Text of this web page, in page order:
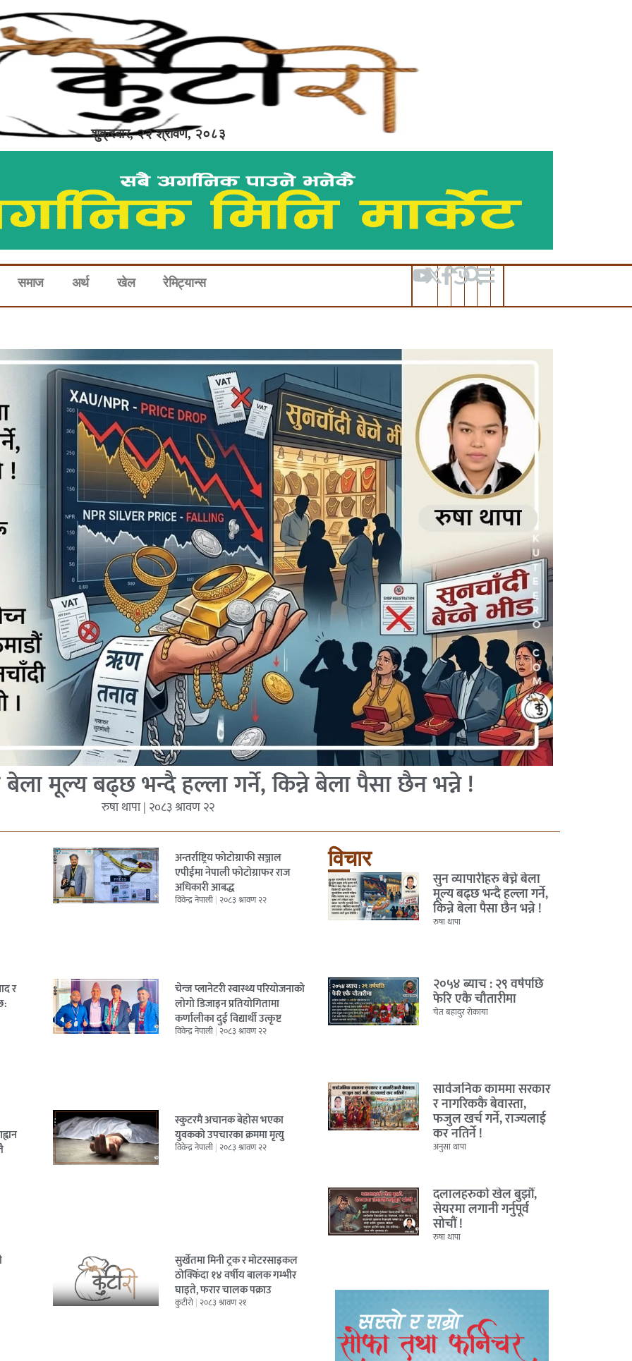
शुक्रबार, २२ श्रावण, २०८३
समाज अर्थ खेल रेमिट्यान्स
बेला मूल्य बढ्छ भन्दै हल्ला गर्ने, किन्ने बेला पैसा छैन भन्ने !
रुषा थापा २०८३ श्रावण २२
अन्तर्राष्ट्रिय फोटोग्राफी सञ्जाल
एपीईमा नेपाली फोटोग्राफर राज
अधिकारी आबद्ध
विवेन्द्र नेपाली २०८३ श्रावण २२
र
चेन्ज प्लानेटरी स्वास्थ्य परियोजनाको
लोगो डिजाइन प्रतियोगितामा
कर्णालीका दुई विद्यार्थी उत्कृष्ट
विवेन्द्र नेपाली २०८३ श्रावण २२
स्कुटरमै अचानक बेहोस भएका
युवकको उपचारका क्रममा मृत्यु
विवेन्द्र नेपाली २०८३ श्रावण २२
सुर्खेतमा मिनी ट्रक र मोटरसाइकल
ठोक्किँदा १४ वर्षीय बालक गम्भीर
घाइते, फरार चालक पक्राउ
कुटीरो २०८३ श्रावण २१
विचार
सुन व्यापारीहरु बेच्ने बेला
मूल्य बढ्छ भन्दै हल्ला गर्ने,
किन्ने बेला पैसा छैन भन्ने !
रुषा थापा
२०५४ ब्याच : २९ वर्षपछि
फेरि एकै चौतारीमा
चेत बहादुर रोकाया
सार्वजनिक काममा सरकार
र नागरिककै बेवास्ता,
फजुल खर्च गर्ने, राज्यलाई
कर नतिर्ने !
अनुसा थापा
दलालहरुको खेल बुझौं,
सेयरमा लगानी गर्नुपूर्व
सोचौं !
रुषा थापा